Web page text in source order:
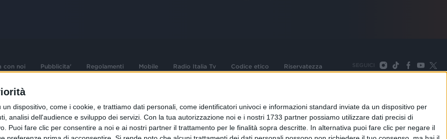
dispositivo, come i cookie, e trattiamo dati personali, come identificatori univoci e informazioni standard inviate da un dispositivo per
analisi dell'audience e sviluppo dei servizi. Con la tua autorizzazione noi e i nostri 1733 partner possiamo utilizzare dati precisi di
Puoi fare clic per consentire a noi e ai nostri partner il trattamento per le finalità sopra descritte. In alternativa puoi fare clic per negare il
con noi Pubblicita' Regolamenti Mobile Radio Italia Tv Codice etico Riservatezza SEGUICI
dell'ingegno
d'autore e dei diritti
e n° iscrizione
Sede Amministrativa: Viale Europa 49, 20093 Cologno Monzese (Mi) |Tel. +39 02 254441 | Fax +39
02 25444220
Sede Legale: Via Savona 97, 20144 Milano
TORNA SU